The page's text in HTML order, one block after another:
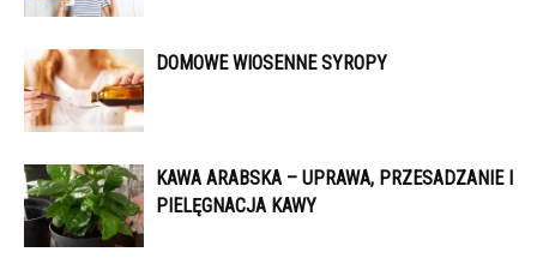
DOMOWE WIOSENNE SYROPY
KAWA ARABSKA – UPRAWA, PRZESADZANIE I
PIELĘGNACJA KAWY